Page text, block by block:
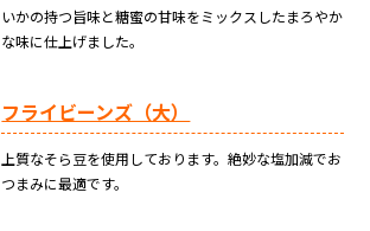
いかの持つ旨味と糖蜜の甘味をミックスしたまろやか
な味に仕上げました。
フライビーンズ（大）
上質なそら豆を使用しております。絶妙な塩加減でお
つまみに最適です。